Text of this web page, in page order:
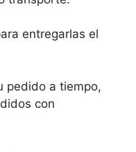
entregarlas el
pedido a tiempo,
con